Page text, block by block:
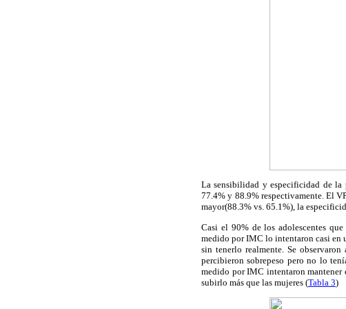
La sensibilidad y especificidad de
77.4% y 88.9% respectivamente. El
mayor(88.3% vs. 65.1%), la
Casi el 90% de los adolescentes
medido por IMC lo intentaron casi en
sin tenerlo realmente. Se
percibieron sobrepeso pero no lo
medido por IMC intentaron mantener
subirlo más que las mujeres (Tabla 3)